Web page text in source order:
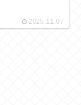
2025.11.07